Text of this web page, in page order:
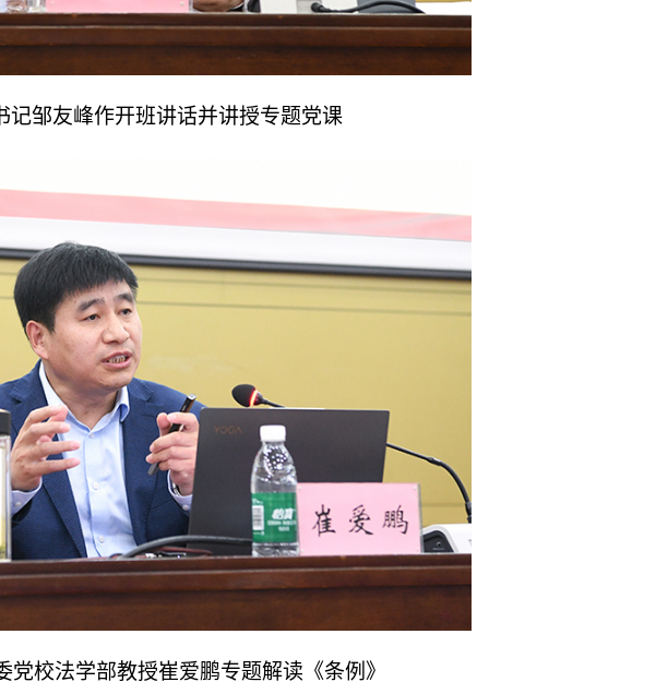
记邹友峰作开班讲话并讲授专题党课
党校法学部教授崔爱鹏专题解读《条例》